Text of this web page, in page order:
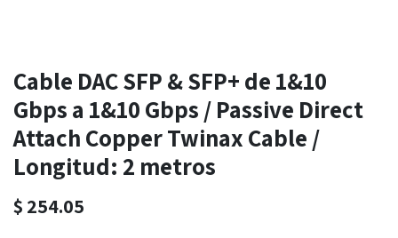
Cable DAC SFP & SFP+ de 1&10
Gbps a 1&10 Gbps / Passive Direct
Attach Copper Twinax Cable /
Longitud: 2 metros
$ 254.05